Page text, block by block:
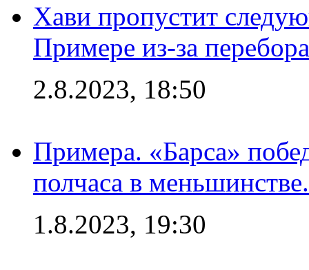
Хави пропустит
Примере из-за
2.8.2023, 18:50
Примера. «Барса»
полчаса в
1.8.2023, 19:30